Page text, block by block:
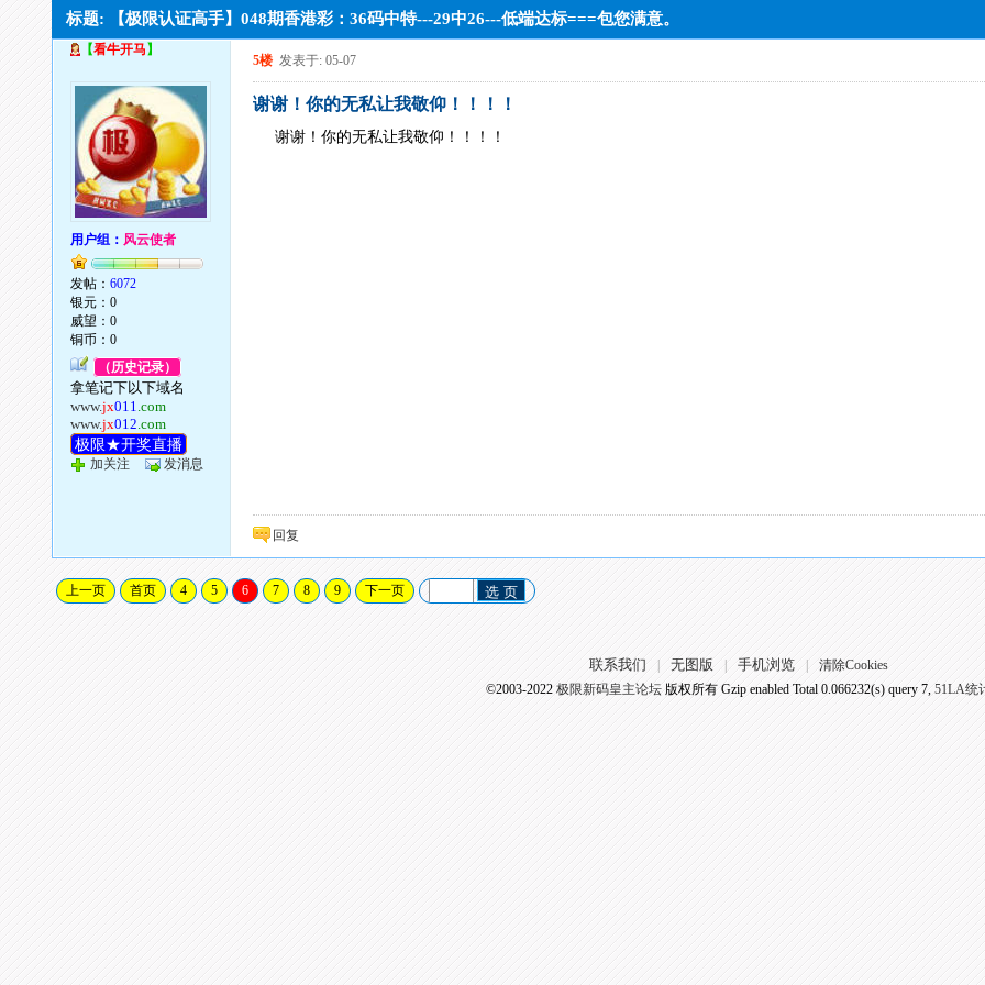
标题: 【极限认证高手】048期香港彩：36码中特---29中26---低端达标===包您满意。
【看牛开马 】
用户组： 风云使者
发帖：6072
银元：0
威望：0
铜币：0
（历史记录）
拿笔记下以下域名
www.jx011.com
www.jx012.com
极限★开奖直播
加关注 发消息
5楼 发表于: 05-07
谢谢！你的无私让我敬仰！！！！
谢谢！你的无私让我敬仰！！！！
回复
上一页 首页 4 5 6 7 8 9 下一页 选 页
联系我们 无图版 手机浏览
清除Cookies
©2003-2022 极限新码皇主论坛版权所有 Gzip enabled Total 0.066232(s) query 7, 51LA统